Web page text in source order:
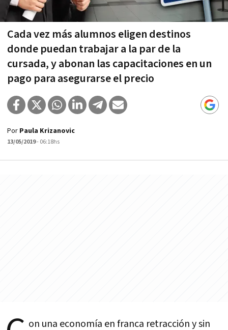
Cada vez más alumnos eligen destinos
donde puedan trabajar a la par de la
cursada, y abonan las capacitaciones en un
pago para asegurarse el precio
Por Paula Krizanovic
13/05/2019- 06:18hs
on una economía en franca retracción y sin